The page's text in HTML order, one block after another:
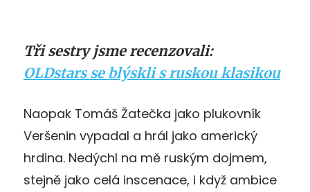
Tři sestry jsme recenzovali:
OLDstars se blýskli s ruskou klasikou
Naopak Tomáš Žatečka jako plukovník
Veršenin vypadal a hrál jako americký
hrdina. Nedýchl na mě ruským dojmem,
stejně jako celá inscenace, i když ambice